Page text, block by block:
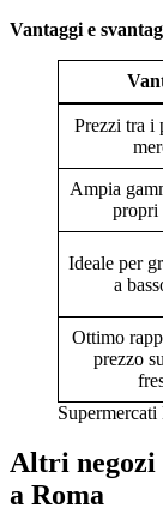
Vantaggi e
Prezzi tra i
Ampia
propri
Ideale per
a
Ottimo
prezzo
Altri negozi
a Roma